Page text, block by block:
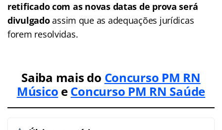
retificado com as novas datas de prova será
divulgadoassim que as adequações jurídicas
forem resolvidas.
Saiba mais do Concurso PM RN
Músico eConcurso PM RN Saúde